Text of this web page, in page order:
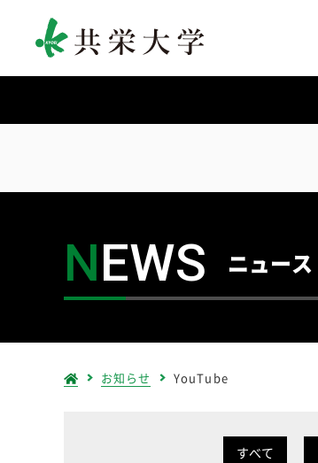
NEWS ニュース
お知らせ YouTube
すべて